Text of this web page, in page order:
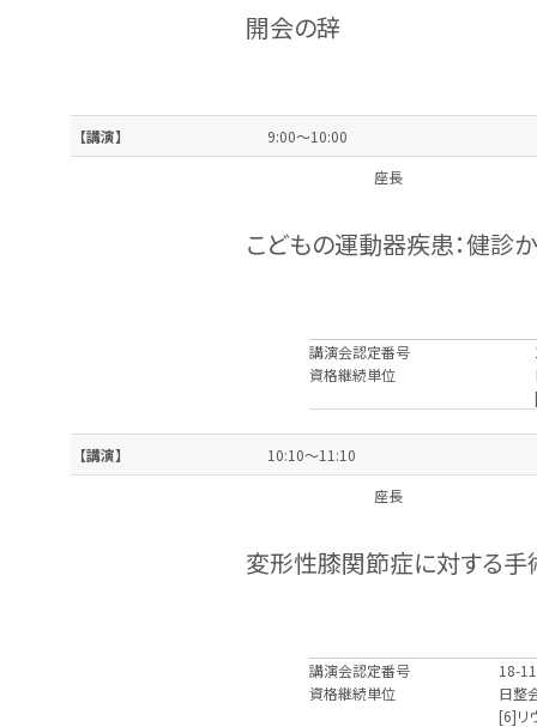
開会の辞
【講演】
9:00～10:00
座長
こどもの運動器疾患：健診
講演会認定番号
資格継続単位
【講演】
10:10～11:10
座長
変形性膝関節症に対する
講演会認定番号
18-
資格継続単位
日整
[6]リ